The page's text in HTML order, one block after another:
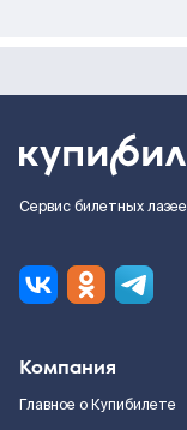
Сервис билетных
Компания
Главное о Купибилете